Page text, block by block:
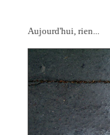
Aujourd'hui, rien...